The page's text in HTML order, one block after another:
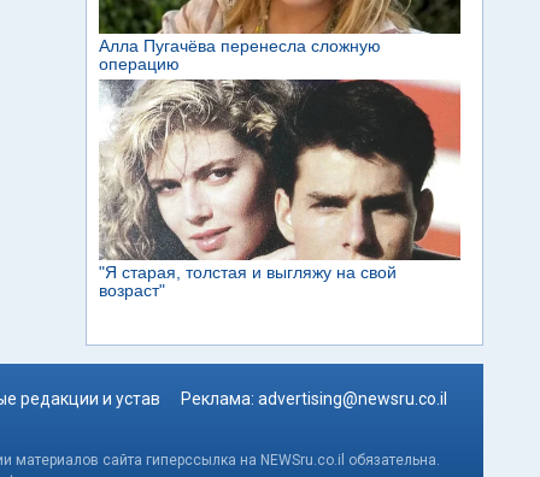
редакции и устав Реклама: advertising@newsru.co.il
сайта гиперссылка на NEWSru.co.il обязательна.